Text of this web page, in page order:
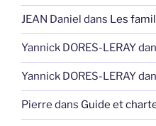
JEAN Daniel dans Les
Yannick DORES-LERAY
Yannick DORES-LERAY
Pierre dans Guide et